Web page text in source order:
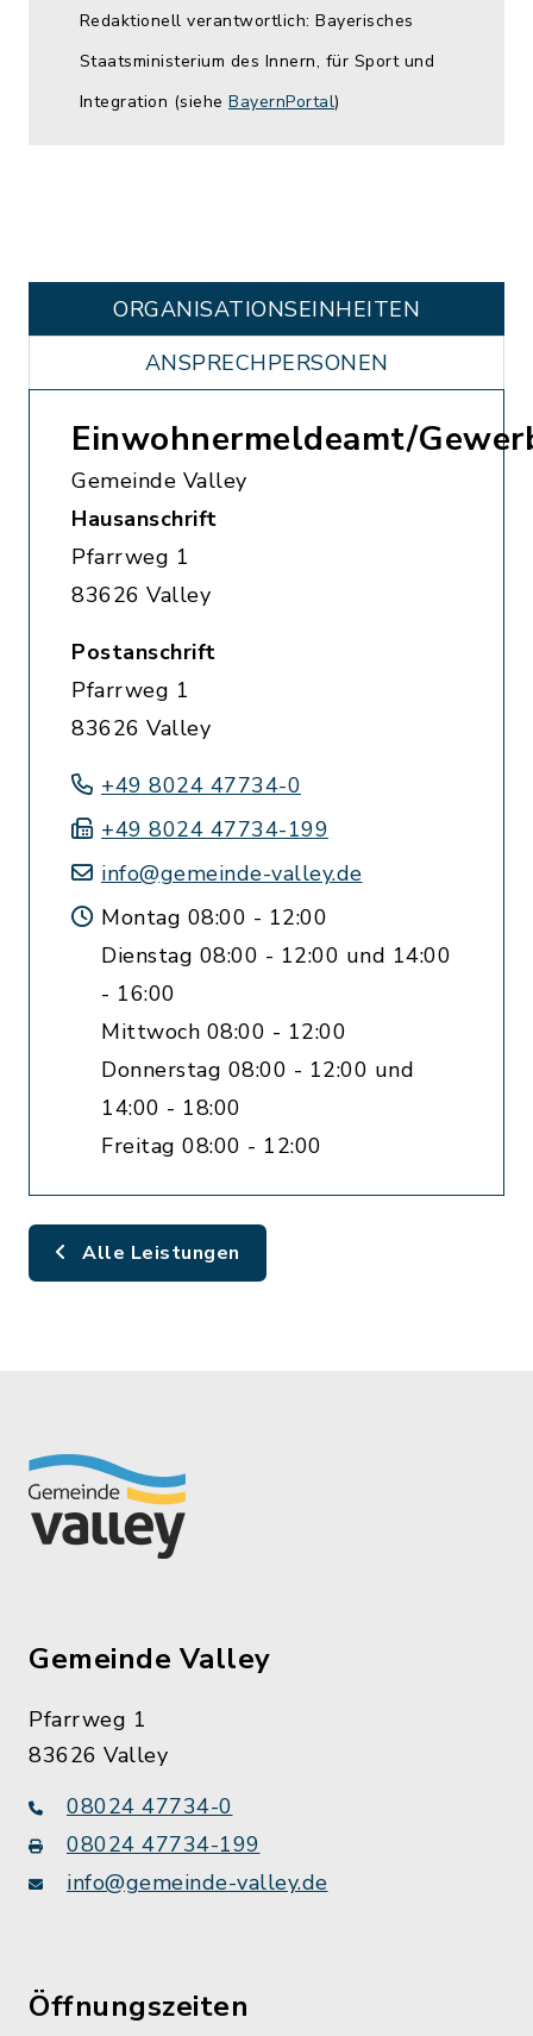
Redaktionell verantwortlich: Bayerisches
Staatsministerium des Innern, für Sport und
Integration (siehe BayernPortal)
ORGANISATIONS­EINHEITEN
ANSPRECHPERSONEN
Einwohnermeldeamt/
Gemeinde Valley
Hausanschrift
Pfarrweg 1
83626 Valley
Postanschrift
Pfarrweg 1
83626 Valley
+49 8024 47734-0
+49 8024 47734-199
info@gemeinde-valley.de
Montag 08:00 - 12:00
Dienstag 08:00 - 12:00 und 14:00
- 16:00
Mittwoch 08:00 - 12:00
Donnerstag 08:00 - 12:00 und
14:00 - 18:00
Freitag 08:00 - 12:00
Alle Leistungen
Gemeinde Valley
Pfarrweg 1
83626 Valley
08024 47734-0
08024 47734-199
info@gemeinde-valley.de
Öffnungszeiten